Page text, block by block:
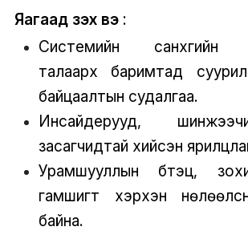
Яагаад үзэх вэ:
Системийн санхүүгийн
талаарх баримтад
байцаалтын судалгаа.
Инсайдерууд,
засагчидтай хийсэн
Урамшууллын бүтэц,
гамшигт хэрхэн
байна.